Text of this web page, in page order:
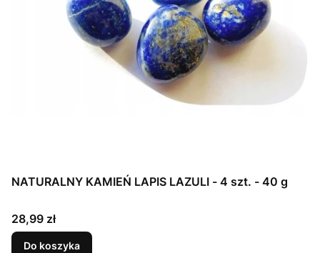
NATURALNY KAMIEŃ LAPIS LAZULI - 4 szt. - 40 g
Cena
28,99 zł
Do koszyka